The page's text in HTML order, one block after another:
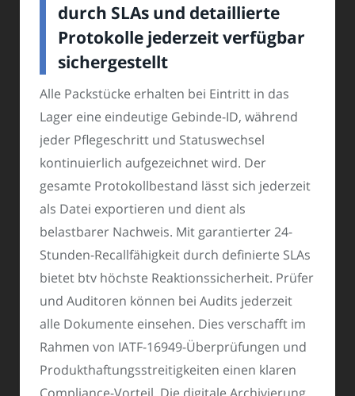
durch SLAs und detaillierte
Protokolle jederzeit verfügbar
sichergestellt
Alle Packstücke erhalten bei Eintritt in das
Lager eine eindeutige Gebinde-ID, während
jeder Pflegeschritt und Statuswechsel
kontinuierlich aufgezeichnet wird. Der
gesamte Protokollbestand lässt sich jederzeit
als Datei exportieren und dient als
belastbarer Nachweis. Mit garantierter 24-
Stunden-Recallfähigkeit durch definierte SLAs
bietet btv höchste Reaktionssicherheit. Prüfer
und Auditoren können bei Audits jederzeit
alle Dokumente einsehen. Dies verschafft im
Rahmen von IATF-16949-Überprüfungen und
Produkthaftungsstreitigkeiten einen klaren